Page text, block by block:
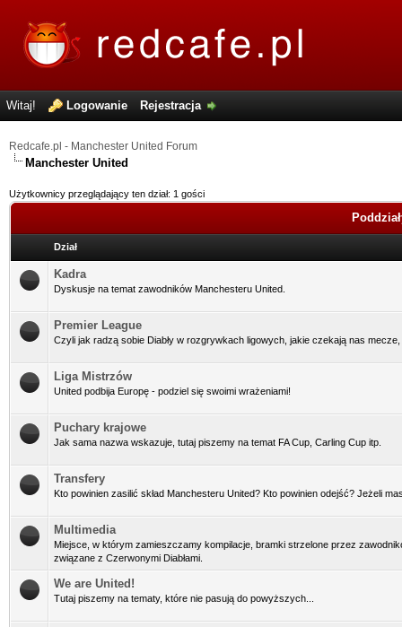
Witaj! Logowanie Rejestracja
Redcafe.pl - Manchester United Forum
Manchester United
Użytkownicy przeglądający ten dział: 1 gości
Dział
Kadra
Dyskusje na temat zawodników Manchesteru United.
Premier League
Czyli jak radzą sobie Diabły w rozgrywkach ligowych, jakie czekają nas
Liga Mistrzów
United podbija Europę - podziel się swoimi wrażeniami!
Puchary krajowe
Jak sama nazwa wskazuje, tutaj piszemy na temat FA Cup, Carling Cup itp.
Transfery
Kto powinien zasilić skład Manchesteru United? Kto powinien odejść? Jeżeli
Multimedia
Miejsce, w którym zamieszczamy kompilacje, bramki strzelone przez
związane z Czerwonymi Diabłami.
We are United!
Tutaj piszemy na tematy, które nie pasują do powyższych...